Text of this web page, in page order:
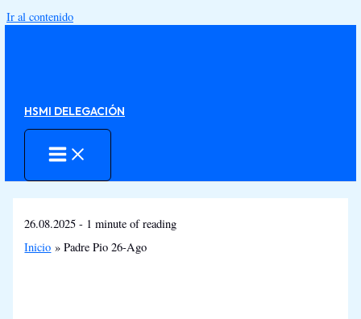
Ir al contenido
HSMI DELEGACIÓN
26.08.2025- 1 minute of reading
Inicio
Padre Pio 26-Ago